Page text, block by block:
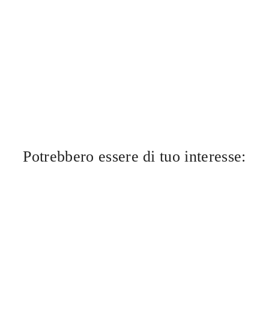
Potrebbero essere di tuo interesse: